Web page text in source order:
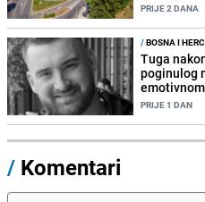
PRIJE 2 DANA
/BOSNA I
Tuga
poginulog
PRIJE 1 DAN
/ Komentari